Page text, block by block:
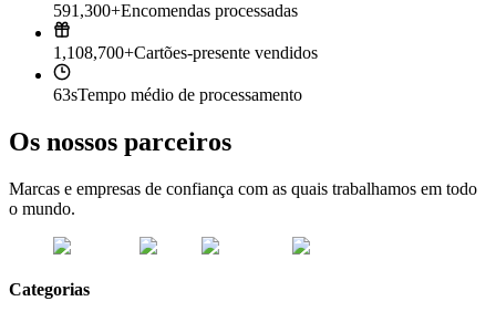
591,300+Encomendas processadas
1,108,700+Cartões-presente vendidos
63sTempo médio de processamento
Os nossos parceiros
Marcas e empresas de confiança com as quais trabalhamos em todo
o mundo.
Categorias